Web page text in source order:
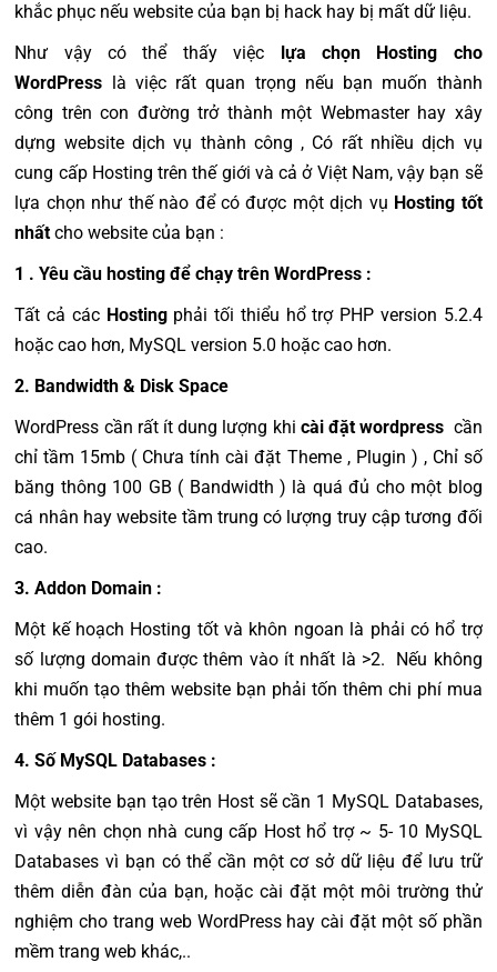
khắc phục nếu website của bạn bị hack hay bị mất dữ liệu.
Như vậy có thể thấy việc
lựa chọn Hosting cho
WordPress là việc rất quan trọng nếu bạn muốn thành
công trên con đường trở thành một Webmaster hay xây
dựng website dịch vụ thành công , Có rất nhiều dịch vụ
cung cấp Hosting trên thế giới và cả ở Việt Nam, vậy bạn sẽ
lựa chọn như thế nào để có được một dịch vụ Hosting tốt
nhấtcho website của bạn :
1 . Yêu cầu hosting để chạy trên WordPress :
Tất cả các Hostingphải tối thiểu hổ trợ PHP version 5.2.4
hoặc cao hơn, MySQL version 5.0 hoặc cao hơn.
2. Bandwidth & Disk Space
WordPress cần rất ít dung lượng khi cài đặt wordpress cần
chỉ tầm 15mb ( Chưa tính cài đặt Theme , Plugin ) , Chỉ số
băng thông 100 GB ( Bandwidth ) là quá đủ cho một blog
cá nhân hay website tầm trung có lượng truy cập tương đối
cao.
3. Addon Domain :
Một kế hoạch Hosting tốt và khôn ngoan là phải có hổ trợ
số lượng domain được thêm vào ít nhất là >2. Nếu không
khi muốn tạo thêm website bạn phải tốn thêm chi phí mua
thêm 1 gói hosting.
4. Số MySQL Databases :
Một website bạn tạo trên Host sẽ cần 1 MySQL Databases,
vì vậy nên chọn nhà cung cấp Host hổ trợ ~ 5- 10 MySQL
Databases vì bạn có thể cần một cơ sở dữ liệu để lưu trữ
thêm diễn đàn của bạn, hoặc cài đặt một môi trường thử
nghiệm cho trang web WordPress hay cài đặt một số phần
mềm trang web khác,..